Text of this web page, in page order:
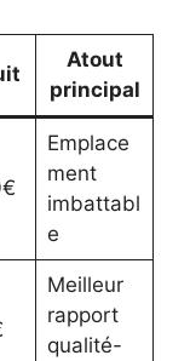
Atout
principal
Emplace
ment
imbattabl
e
Meilleur
rapport
qualité-